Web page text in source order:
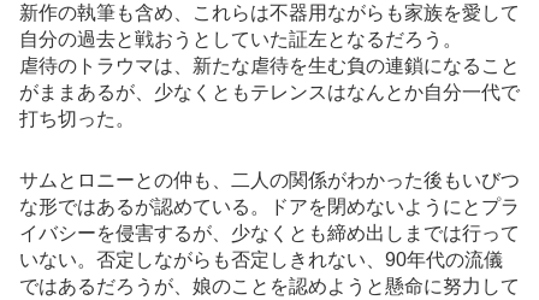
新作の執筆も含め、これらは不器用ながらも家族を愛して
自分の過去と戦おうとしていた証左となるだろう。
虐待のトラウマは、新たな虐待を生む負の連鎖になること
がままあるが、少なくともテレンスはなんとか自分一代で
打ち切った。
サムとロニーとの仲も、二人の関係がわかった後もいびつ
な形ではあるが認めている。ドアを閉めないようにとプラ
イバシーを侵害するが、少なくとも締め出しまでは行って
いない。否定しながらも否定しきれない、90年代の流儀
ではあるだろうが、娘のことを認めようと懸命に努力して